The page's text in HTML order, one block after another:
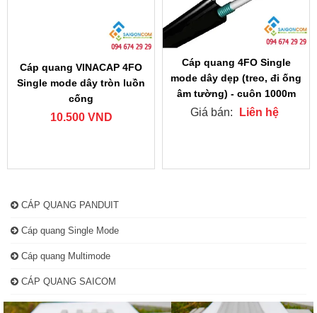
Cáp quang VINACAP 4FO
Single mode dây tròn luồn
cống
10.500 VND
Cáp quang 4FO Single
mode dây dẹp (treo, đi ống
âm tường) - cuôn 1000m
Giá bán: Liên hệ
CÁP QUANG PANDUIT
Cáp quang Single Mode
Cáp quang Multimode
CÁP QUANG SAICOM